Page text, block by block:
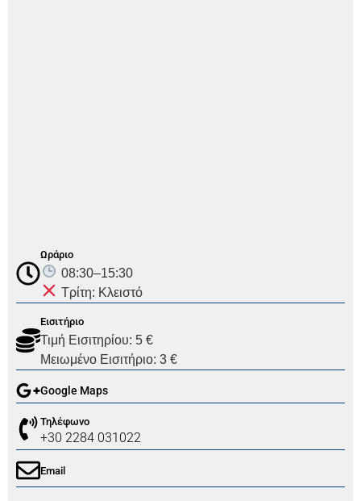
Ωράριο
08:30–15:30
Τρίτη: Κλειστό
Εισιτήριο
Τιμή Εισιτηρίου: 5 €
Μειωμένο Εισιτήριο: 3 €
Google Maps
Τηλέφωνο
+30 2284 031022
Email